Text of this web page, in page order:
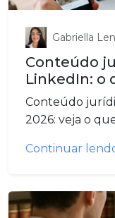
Gabriella
Conteúdo
LinkedIn: o
Conteúdo
2026: veja o
Continuar